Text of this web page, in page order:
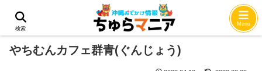
観光
やちむんカフェ群青(ぐんじょう)
検索
Menu